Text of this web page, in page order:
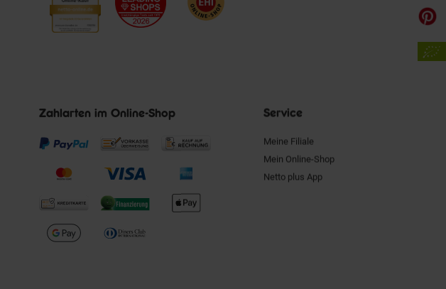
auf
Zahlarten im Online-Shop Service
Meine Filiale
Mein Online-Shop
Netto plus App